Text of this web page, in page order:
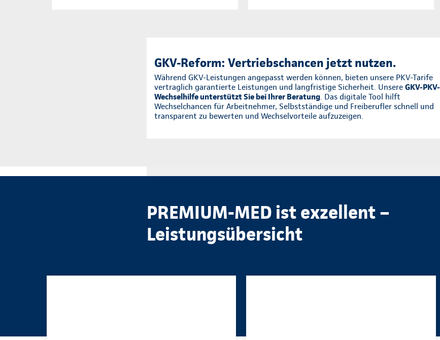
GKV-Reform: Vertriebschancen jetzt nutzen.
Während GKV-Leistungen angepasst werden können, bieten unsere PKV-Tarife
vertraglich garantierte Leistungen und langfristige Sicherheit. Unsere GKV-PKV-
Wechselhilfe unterstützt Sie bei Ihrer Beratung. Das digitale Tool hilft
Wechselchancen für Arbeitnehmer, Selbstständige und Freiberufler schnell und
transparent zu bewerten und Wechselvorteile aufzuzeigen.
PREMIUM-MED ist exzellent –
Leistungsübersicht